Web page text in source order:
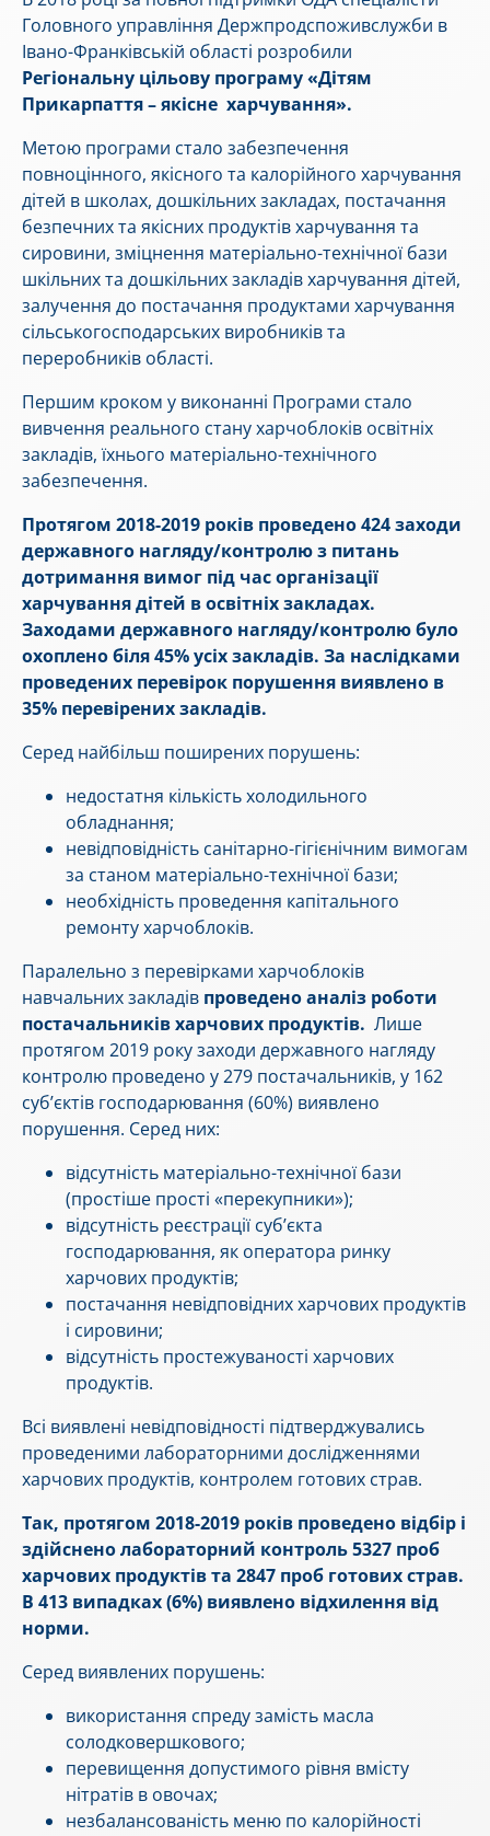
Головного управління Держпродспоживслужби в
Івано-Франківській області розробили
Регіональну цільову програму «Дітям
Прикарпаття – якісне харчування».
Метою програми стало забезпечення
повноцінного, якісного та калорійного харчування
дітей в школах, дошкільних закладах, постачання
безпечних та якісних продуктів харчування та
сировини, зміцнення матеріально-технічної бази
шкільних та дошкільних закладів харчування дітей,
залучення до постачання продуктами харчування
сільськогосподарських виробників та
переробників області.
Першим кроком у виконанні Програми стало
вивчення реального стану харчоблоків освітніх
закладів, їхнього матеріально-технічного
забезпечення.
Протягом 2018-2019 років проведено 424 заходи
державного нагляду/контролю з питань
дотримання вимог під час організації
харчування дітей в освітніх закладах.
Заходами державного нагляду/контролю було
охоплено біля 45% усіх закладів. За наслідками
проведених перевірок порушення виявлено в
35% перевірених закладів.
Серед найбільш поширених порушень:
недостатня кількість холодильного
обладнання;
невідповідність санітарно-гігієнічним вимогам
за станом матеріально-технічної бази;
необхідність проведення капітального
ремонту харчоблоків.
Паралельно з перевірками харчоблоків
навчальних закладів проведено аналіз роботи
постачальників харчових продуктів. Лише
протягом 2019 року заходи державного нагляду
контролю проведено у 279 постачальників, у 162
суб’єктів господарювання (60%) виявлено
порушення. Серед них:
відсутність матеріально-технічної бази
(простіше прості «перекупники»);
відсутність реєстрації суб’єкта
господарювання, як оператора ринку
харчових продуктів;
постачання невідповідних харчових продуктів
і сировини;
відсутність простежуваності харчових
продуктів.
Всі виявлені невідповідності підтверджувались
проведеними лабораторними дослідженнями
харчових продуктів, контролем готових страв.
Так, протягом 2018-2019 років проведено відбір і
здійснено лабораторний контроль 5327 проб
харчових продуктів та 2847 проб готових страв.
В 413 випадках (6%) виявлено відхилення від
норми.
Серед виявлених порушень:
використання спреду замість масла
солодковершкового;
перевищення допустимого рівня вмісту
нітратів в овочах;
незбалансованість меню по калорійності